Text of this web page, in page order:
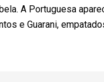
A Portuguesa
e Guarani,